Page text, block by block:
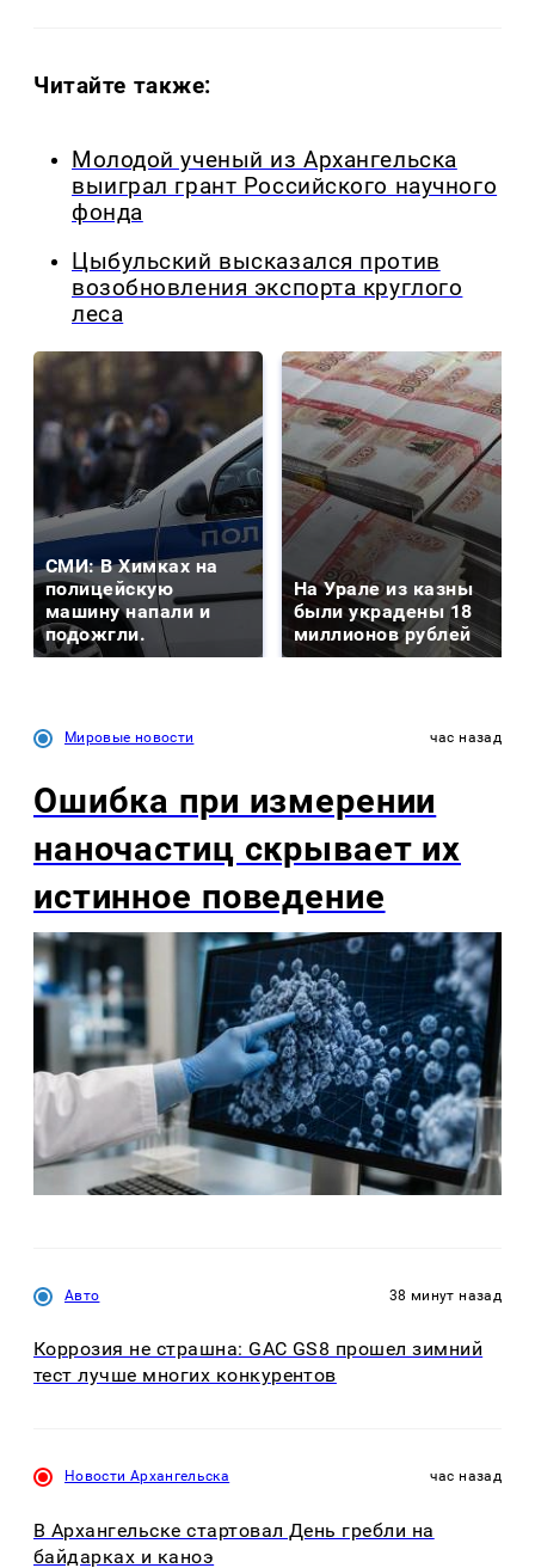
Читайте также:
Молодой ученый из Архангельска
выиграл грант Российского научного
фонда
Цыбульский высказался против
возобновления экспорта круглого
леса
СМИ: В Химках на
полицейскую
машину напали и
подожгли.
На Урале из казны
были украдены 18
миллионов рублей
Мировые новости час назад
Ошибка при измерении
наночастиц скрывает их
истинное поведение
Авто 38 минут назад
Коррозия не страшна: GAC GS8 прошел зимний
тест лучше многих конкурентов
Новости Архангельска час назад
В Архангельске стартовал День гребли на
байдарках и каноэ